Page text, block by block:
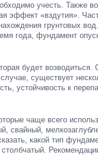
учесть. Также
эффект «вздутия».
грунтовых
года, фундамент
будет
существует
устойчивость к
чаще всего
свайный,
какой тип